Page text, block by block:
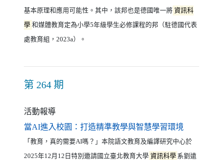
基本原理和應用可能性。其中，該邦也是德國唯一將 資訊科
學 和媒體教育定為小學5年級學生必修課程的邦（駐德國代表
處教育組，2023a）。
第 264 期
活動報導
當AI進入校園：打造精準教學與智慧學習環境
「教育，真的需要AI嗎？」本院語文教育及編譯研究中心於
2025年12月12日特別邀請國立臺北教育大學 資訊科學 系劉遠